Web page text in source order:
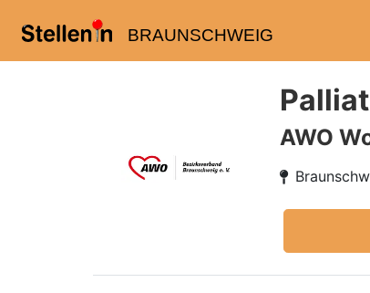
BRAUNSCHWEIG
AWO